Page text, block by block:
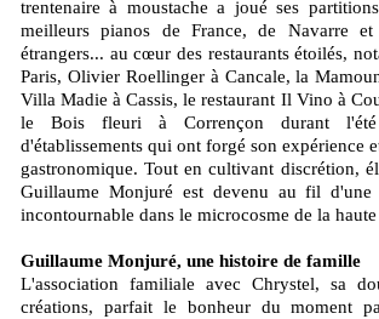
trentenaire à moustache a joué ses
meilleurs pianos de France, de Navarre
étrangers... au cœur des restaurants étoilés,
Paris, Olivier Roellinger à Cancale, la
Villa Madie à Cassis, le restaurant Il Vino à
le Bois fleuri à Corrençon durant
d'établissements qui ont forgé son expérience
gastronomique. Tout en cultivant discrétion,
Guillaume Monjuré est devenu au fil d'une
incontournable dans le microcosme de la
Guillaume Monjuré, une histoire de famille
L'association familiale avec Chrystel, sa
créations, parfait le bonheur du moment